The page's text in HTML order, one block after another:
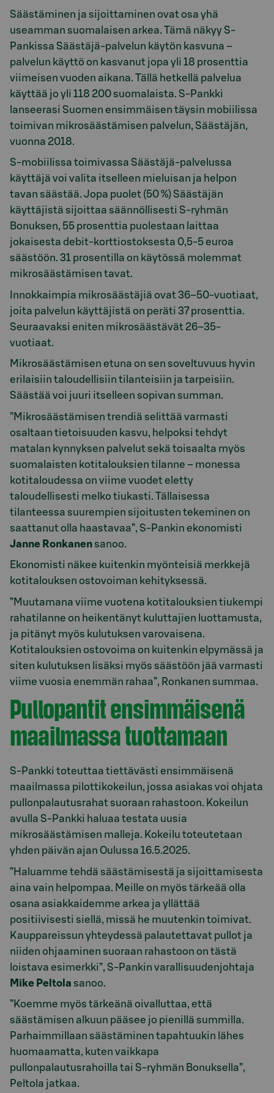
Säästäminen ja sijoittaminen ovat osa yhä
useamman suomalaisen arkea. Tämä näkyy S-
Pankissa Säästäjä-palvelun käytön kasvuna –
palvelun käyttö on kasvanut jopa yli 18 prosenttia
viimeisen vuoden aikana. Tällä hetkellä palvelua
käyttää jo yli 118 200 suomalaista. S-Pankki
lanseerasi Suomen ensimmäisen täysin mobiilissa
toimivan mikrosäästämisen palvelun, Säästäjän,
vuonna 2018.
S-mobiilissa toimivassa Säästäjä-palvelussa
käyttäjä voi valita itselleen mieluisan ja helpon
tavan säästää. Jopa puolet (50 %) Säästäjän
käyttäjistä sijoittaa säännöllisesti S-ryhmän
Bonuksen, 55 prosenttia puolestaan laittaa
jokaisesta debit-korttiostoksesta 0,5-5 euroa
säästöön. 31 prosentilla on käytössä molemmat
mikrosäästämisen tavat.
Innokkaimpia mikrosäästäjiä ovat 36–50-vuotiaat,
joita palvelun käyttäjistä on peräti 37 prosenttia.
Seuraavaksi eniten mikrosäästävät 26–35-
vuotiaat.
Mikrosäästämisen etuna on sen soveltuvuus hyvin
erilaisiin taloudellisiin tilanteisiin ja tarpeisiin.
Säästää voi juuri itselleen sopivan summan.
”Mikrosäästämisen trendiä selittää varmasti
osaltaan tietoisuuden kasvu, helpoksi tehdyt
matalan kynnyksen palvelut sekä toisaalta myös
suomalaisten kotitalouksien tilanne – monessa
kotitaloudessa on viime vuodet eletty
taloudellisesti melko tiukasti. Tällaisessa
tilanteessa suurempien sijoitusten tekeminen on
saattanut olla haastavaa”, S-Pankin ekonomisti
Janne Ronkanensanoo.
Ekonomisti näkee kuitenkin myönteisiä merkkejä
kotitalouksen ostovoiman kehityksessä.
”Muutamana viime vuotena kotitalouksien tiukempi
rahatilanne on heikentänyt kuluttajien luottamusta,
ja pitänyt myös kulutuksen varovaisena.
Kotitalouksien ostovoima on kuitenkin elpymässä ja
siten kulutuksen lisäksi myös säästöön jää varmasti
viime vuosia enemmän rahaa”, Ronkanen summaa.
Pullopantit ensimmäisenä
maailmassa tuottamaan
S-Pankki toteuttaa tiettävästi ensimmäisenä
maailmassa pilottikokeilun, jossa asiakas voi ohjata
pullonpalautusrahat suoraan rahastoon. Kokeilun
avulla S-Pankki haluaa testata uusia
mikrosäästämisen malleja. Kokeilu toteutetaan
yhden päivän ajan Oulussa 16.5.2025.
”Haluamme tehdä säästämisestä ja sijoittamisesta
aina vain helpompaa. Meille on myös tärkeää olla
osana asiakkaidemme arkea ja yllättää
positiivisesti siellä, missä he muutenkin toimivat.
Kauppareissun yhteydessä palautettavat pullot ja
niiden ohjaaminen suoraan rahastoon on tästä
loistava esimerkki”, S-Pankin varallisuudenjohtaja
Mike Peltola sanoo.
”Koemme myös tärkeänä oivalluttaa, että
säästämisen alkuun pääsee jo pienillä summilla.
Parhaimmillaan säästäminen tapahtuukin lähes
huomaamatta, kuten vaikkapa
pullonpalautusrahoilla tai S-ryhmän Bonuksella”,
Peltola jatkaa.